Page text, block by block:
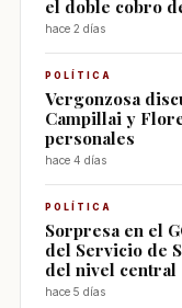
el doble cobro
hace 2 días
POLÍTICA
Vergonzosa
Campillai y
personales
hace 4 días
POLÍTICA
Sorpresa en el
del Servicio de
del nivel central
hace 5 días